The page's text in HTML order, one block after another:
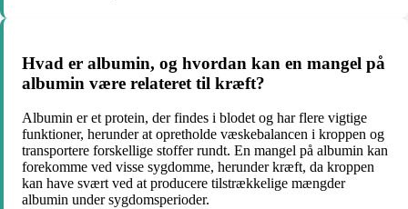
Hvad er albumin, og hvordan kan en mangel på
albumin være relateret til kræft?
Albumin er et protein, der findes i blodet og har flere vigtige
funktioner, herunder at opretholde væskebalancen i kroppen og
transportere forskellige stoffer rundt. En mangel på albumin kan
forekomme ved visse sygdomme, herunder kræft, da kroppen
kan have svært ved at producere tilstrækkelige mængder
albumin under sygdomsperioder.